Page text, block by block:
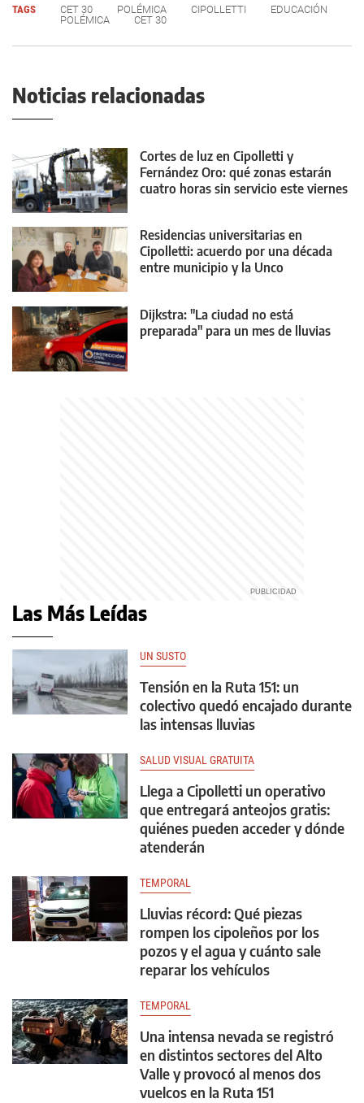
TAGS CET 30 POLÉMICA CIPOLLETTI
EDUCACIÓN
POLÉMICA
CET 30
Noticias relacionadas
Cortes de luz en Cipolletti y
Fernández Oro: qué zonas estarán
cuatro horas sin servicio este viernes
Residencias universitarias en
Cipolletti: acuerdo por una década
entre municipio y la Unco
Dijkstra: "La ciudad no está
preparada" para un mes de lluvias
Las Más Leídas
UN SUSTO
Tensión en la Ruta 151: un
colectivo quedó encajado durante
las intensas lluvias
SALUD VISUAL GRATUITA
Llega a Cipolletti un operativo
que entregará anteojos gratis:
quiénes pueden acceder y dónde
atenderán
TEMPORAL
Lluvias récord: Qué piezas
rompen los cipoleños por los
pozos y el agua y cuánto sale
reparar los vehículos
TEMPORAL
Una intensa nevada se registró
en distintos sectores del Alto
Valle y provocó al menos dos
vuelcos en la Ruta 151